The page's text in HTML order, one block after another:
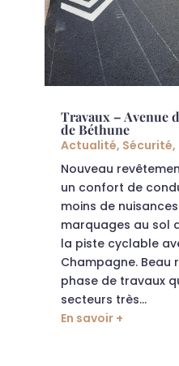
Travaux – Avenue
de Béthune
Actualité, Sécurité,
Nouveau
un confort de
moins de
marquages au sol
la piste cyclable
Champagne.
phase de travaux
secteurs très...
En savoir +